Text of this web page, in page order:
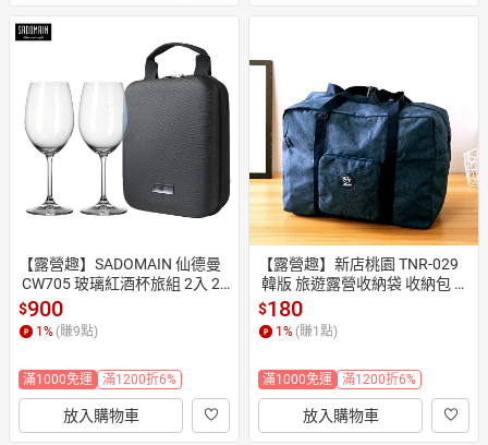
【露營趣】SADOMAIN 仙德曼
CW705 玻璃紅酒杯旅組 2入 25
0ml 可攜式紅酒杯 高腳杯 白酒
杯 葡萄酒杯 露營 野營 野炊
$900
1 % (賺9點)
滿1000免運 滿1200折6%
放入購物車
【露營趣】新店桃園 TNR-029
韓版 旅遊露營收納袋 收納包 旅
行袋 裝備袋 衣物整理袋 購物袋
攜行袋 露營袋
$180
1 % (賺1 點)
滿1000免運 滿1200折6%
放入購物車